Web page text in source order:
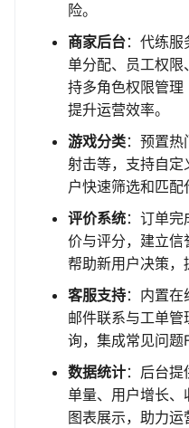
险。
商家后台：代练
单分配、员工权限
持多角色权限管理
提升运营效率。
游戏分类：预置热
射击等，支持自定
户快速筛选和匹配
评价系统：订单
价与评分，建立信
帮助新用户决策，
客服支持：内置在
邮件联系与工单
询，集成常见问题
数据统计：后台
单量、用户增长、
图表展示，助力运